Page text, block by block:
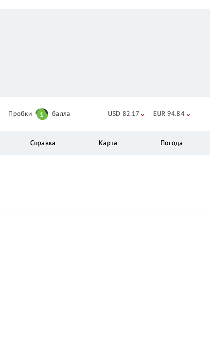
Пробки 1 балла USD 82.17 EUR 94.84
Справка Карта Погода